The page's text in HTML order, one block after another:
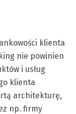
klienta
nie powinien
i usług
klienta
architekturę,
np. firmy